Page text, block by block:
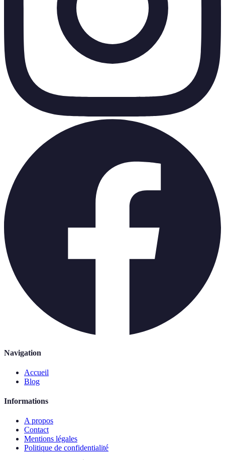
Navigation
Accueil
Blog
Informations
A propos
Contact
Mentions légales
Politique de confidentialité